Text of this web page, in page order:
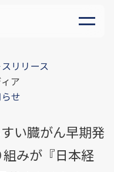
リリース
ア
せ
い臓がん早期発
みが『日本経